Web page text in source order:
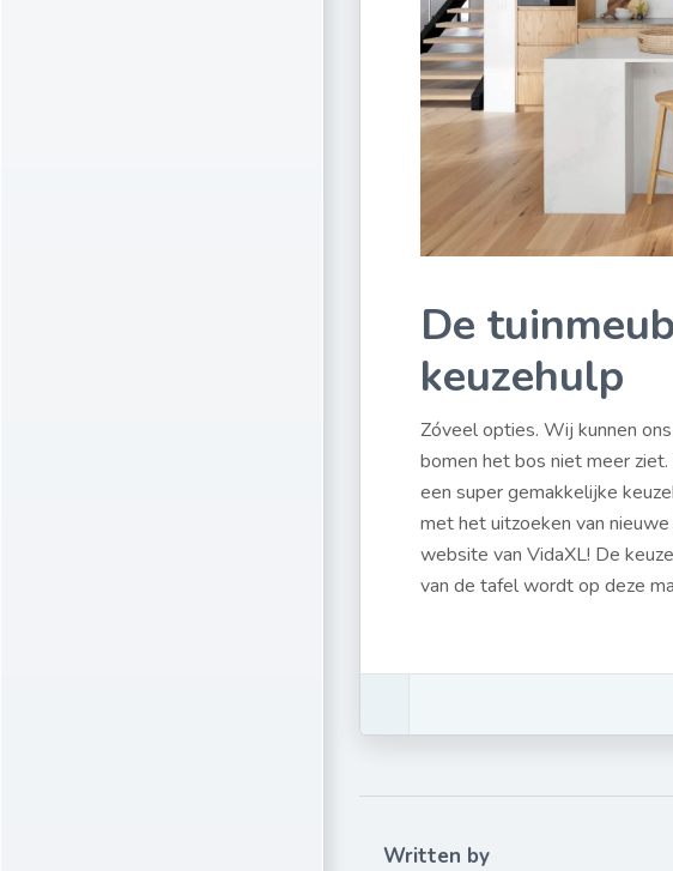
De
keuzehulp
Zóveel opties. Wij kunnen
bomen het bos niet meer
een super gemakkelijke
met het uitzoeken van
website van VidaXL! De
van de tafel wordt op deze
Written by